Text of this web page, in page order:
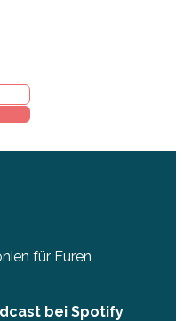
für Euren
bei Spotify